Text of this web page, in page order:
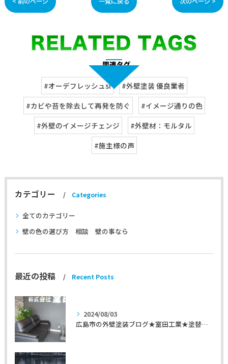
#オーデフレッシュsi
#外壁塗装 優良業者
#カビや苔を除去して再発を防ぐ
#イメージ通りの色
#外壁のイメージチェンジ
#外壁材：モルタル
#施主様の声
カテゴリー Categories
全てのカテゴリー
壁の色の選び方 相談 壁の事なら
最近の投稿 Recent Posts
2024/08/03
広島市の外壁塗装ブログ★室田工業★塗替えマスターズ★外壁リフォーム